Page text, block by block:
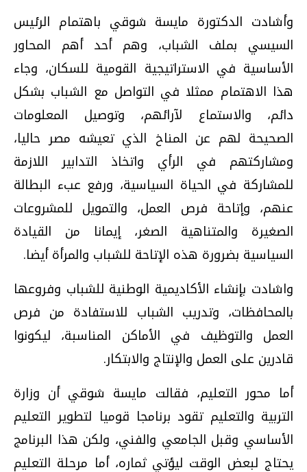
وأشادت الدكتورة مايسة شوقي باهتمام الرئيس
السيسي بملف الشباب، وهم أحد أهم المحاور
الأساسية في الاستراتيجية القومية للسكان، وجاء
هذا الاهتمام ممثلا في التواصل مع الشباب بشكل
دائم، والاستماع لآرائهم، وتوصيل المعلومات
الصحيحة لهم عن المناخ الذي تعيشه مصر حاليا،
ومشاركتهم في الرأي واتخاذ التدابير اللازمة
للمشاركة في الحياة السياسية، ورفع عبء البطالة
عنهم، وإتاحة فرص العمل، والتمويل للمشروعات
الصغيرة والمتناهية الصغر، إيمانا من القيادة
السياسية بضرورة هذه الإتاحة للشباب والمرأة أيضا.
واشادت بإنشاء الأكاديمية الوطنية للشباب وفروعها
بالمحافظات، وتدريب الشباب للاستفادة من فرص
العمل والتوظيف في الأماكن المناسبة، ليكونوا
قادرين على العمل والإنتاج والابتكار.
أما محور التعليم، فقالت مايسة شوقي أن وزارة
التربية والتعليم تقود برنامجا قوميا لتطوير التعليم
الأساسي وقبل الجامعي والفني، ولكن هذا البرنامج
يحتاج لبعض الوقت ليؤتي ثماره، أما مرحلة التعليم